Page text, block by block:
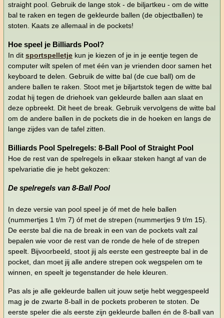
straight pool. Gebruik de lange stok - de biljartkeu - om de witte
bal te raken en tegen de gekleurde ballen (de objectballen) te
stoten. Kaats ze allemaal in de pockets!
Hoe speel je Billiards Pool?
In dit sportspelletje kun je kiezen of je in je eentje tegen de
computer wilt spelen of met één van je vrienden door samen het
keyboard te delen. Gebruik de witte bal (de cue ball) om de
andere ballen te raken. Stoot met je biljartstok tegen de witte bal
zodat hij tegen de driehoek van gekleurde ballen aan slaat en
deze opbreekt. Dit heet de break. Gebruik vervolgens de witte bal
om de andere ballen in de pockets die in de hoeken en langs de
lange zijdes van de tafel zitten.
Billiards Pool Spelregels: 8-Ball Pool of Straight Pool
Hoe de rest van de spelregels in elkaar steken hangt af van de
spelvariatie die je hebt gekozen:
De spelregels van 8-Ball Pool
In deze versie van pool speel je óf met de hele ballen
(nummertjes 1 t/m 7) óf met de strepen (nummertjes 9 t/m 15).
De eerste bal die na de break in een van de pockets valt zal
bepalen wie voor de rest van de ronde de hele of de strepen
speelt. Bijvoorbeeld, stoot jij als eerste een gestreepte bal in de
pocket, dan moet jij alle andere strepen ook wegspelen om te
winnen, en speelt je tegenstander de hele kleuren.
Pas als je alle gekleurde ballen uit jouw setje hebt weggespeeld
mag je de zwarte 8-ball in de pockets proberen te stoten. De
eerste speler die als eerste zijn gekleurde ballen én de 8-ball van